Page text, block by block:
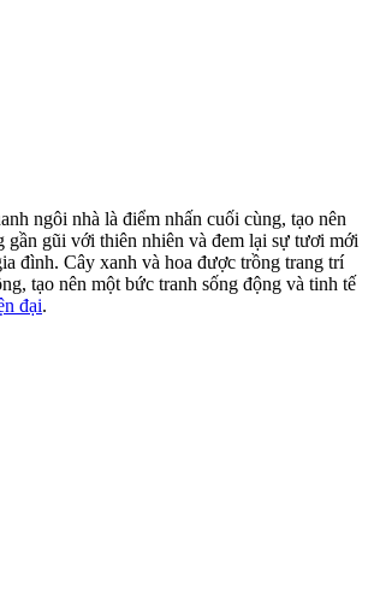
ngôi nhà là điểm nhấn cuối cùng, tạo nên
gần gũi với thiên nhiên và đem lại sự tươi mới
đình. Cây xanh và hoa được trồng trang trí
tạo nên một bức tranh sống động và tinh tế
đại.